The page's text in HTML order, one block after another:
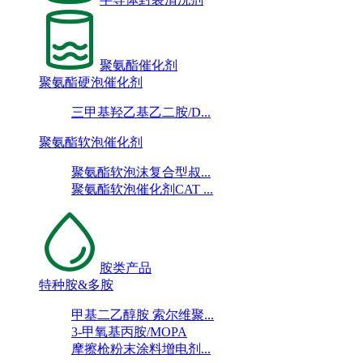
聚氨酯催化剂
聚氨酯硬泡催化剂
三甲基羟乙基乙二胺/D...
聚氨酯软泡催化剂
聚氨酯软泡沫复合型叔...
聚氨酯软泡催化剂CAT ...
胺类产品
特种胺&多胺
甲基二乙醇胺 索尔维聚...
3-甲氧基丙胺/MOPA
摩擦枪粉末涂料增电剂...